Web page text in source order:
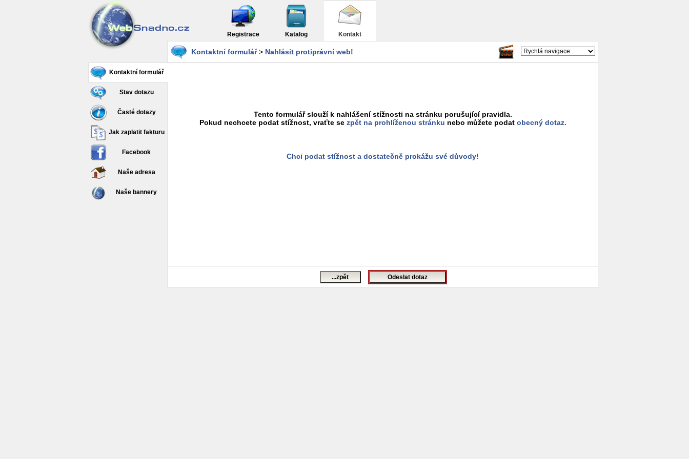
Registrace Katalog Kontakt
Kontaktní formulář
Stav dotazu
Časté dotazy
Jak zaplatit fakturu
Facebook
Naše adresa
Naše bannery
Kontaktní formulář> Nahlásit protiprávní web!
Tento formulář slouží k nahlášení stížnosti na stránku porušující pravidla.
Pokud nechcete podat stížnost, vraťte se zpět na prohlíženou stránku nebo můžete podat obecný dotaz.
Chci podat stížnost a dostatečně prokážu své důvody!